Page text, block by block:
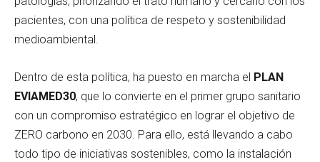
pacientes, con una política de respeto y sostenibilidad
medioambiental.
Dentro de esta política, ha puesto en marcha el PLAN
EVIAMED30, que lo convierte en el primer grupo sanitario
con un compromiso estratégico en lograr el objetivo de
ZERO carbono en 2030. Para ello, está llevando a cabo
todo tipo de iniciativas sostenibles, como la instalación